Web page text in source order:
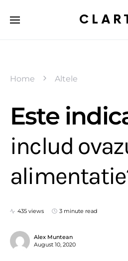
Home Altele
Este
includ
435 views 3 minute read
Alex Muntean
August 10, 2020